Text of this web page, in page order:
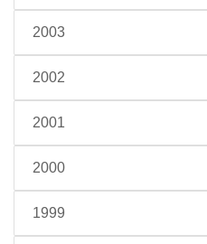
2003
2002
2001
2000
1999